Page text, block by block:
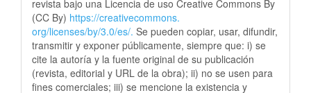
revista bajo una Licencia de uso Creative Commons By
(CC By) https://creativecommons.
org/licenses/by/3.0/es/. Se pueden copiar, usar, difundir,
transmitir y exponer públicamente, siempre que: i) se
cite la autoría y la fuente original de su publicación
(revista, editorial y URL de la obra); ii) no se usen para
fines comerciales; iii) se mencione la existencia y